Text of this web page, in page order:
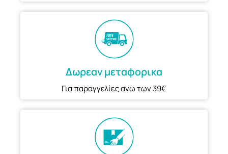
Δωρεαν μεταφορικα
Για παραγγελίες ανω των 39€